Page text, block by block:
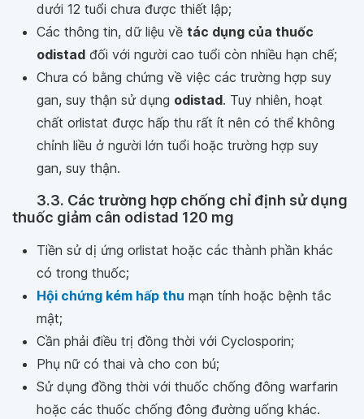
dưới 12 tuổi chưa được thiết lập;
Các thông tin, dữ liệu về tác dụng của thuốc
odistad đối với người cao tuổi còn nhiều hạn chế;
Chưa có bằng chứng về việc các trường hợp suy
gan, suy thận sử dụng odistad. Tuy nhiên, hoạt
chất orlistat được hấp thu rất ít nên có thể không
chỉnh liều ở người lớn tuổi hoặc trường hợp suy
gan, suy thận.
3.3. Các trường hợp chống chỉ định sử dụng
thuốc giảm cân odistad 120 mg
Tiền sử dị ứng orlistat hoặc các thành phần khác
có trong thuốc;
Hội chứng kém hấp thu mạn tính hoặc bệnh tắc
mật;
Cần phải điều trị đồng thời với Cyclosporin;
Phụ nữ có thai và cho con bú;
Sử dụng đồng thời với thuốc chống đông warfarin
hoặc các thuốc chống đông đường uống khác.